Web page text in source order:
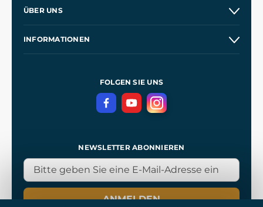
Kontakt
ÜBER UNS
INFORMATIONEN
DatenschutzerklärungFOLGEN SIE UNS
NEWSLETTER ABONNIEREN
ANMELDEN